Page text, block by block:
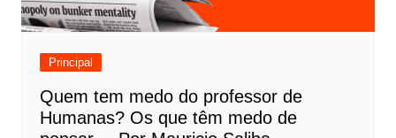
Principal
Quem tem medo do professor de
Humanas? Os que têm medo de